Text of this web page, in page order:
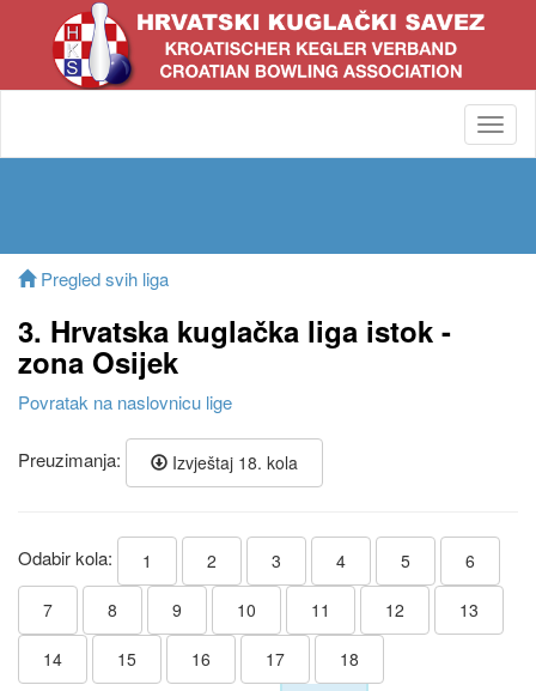
Pregled svih liga
3. Hrvatska kuglačka liga istok -
zona Osijek
Povratak na naslovnicu lige
Preuzimanja: Izvještaj 18. kola
Odabir kola: 1 2 3 4 5 6
7 8 9 10 11 12 13
14 15 16 17 18